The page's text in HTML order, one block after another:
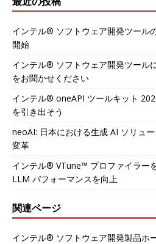
インテル® ソフトウェア開発ツール
開始
インテル® ソフトウェア開発ツール
をお聞かせください
インテル® oneAPI ツールキット
を引き出そう
neoAI: 日本における生成 AI ソリュ
変革
インテル® VTune™ プロファイラー
LLM パフォーマンスを向上
関連ページ
インテル® ソフトウェア開発製品ホ